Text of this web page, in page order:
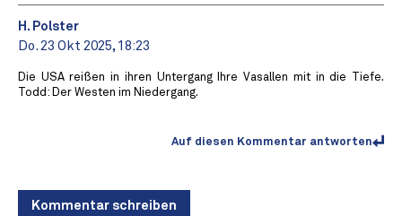
H. Polster
Do. 23 Okt 2025, 18:23
Die USA reißen in ihren Untergang Ihre Vasallen mit in die Tiefe.
Todd: Der Westen im Niedergang.
Auf diesen Kommentar antworten
Kommentar schreiben